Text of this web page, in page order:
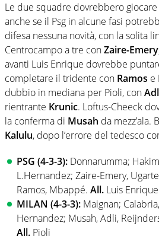
Le due squadre dovrebbero
anche se il Psg in alcune fasi
difesa nessuna novità, con la solita
Centrocampo a tre conZaire-
avanti Luis Enrique dovrebbe
completare il tridente con Ramos e
dubbio in mediana per Pioli, con
rientrante Krunic. Loftus-Cheeck
la conferma di Musah da mezz’ala.
Kalulu, dopo l’errore del tedesco
PSG (4-3-3): Donnarumma;
L.Hernandez; Zaire-Emery,
Ramos, Mbappé. All. Luis Enrique
MILAN (4-3-3): Maignan;
Hernandez; Musah, Adli,
All. Pioli